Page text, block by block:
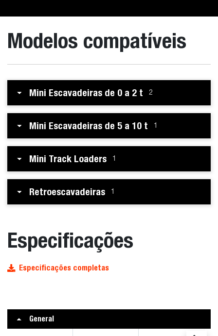
Modelos compatíveis
Mini Escavadeiras de 0 a 2 t 2
Mini Escavadeiras de 5 a 10 t 1
Mini Track Loaders 1
Retroescavadeiras 1
Especificações
Especificações completas
General